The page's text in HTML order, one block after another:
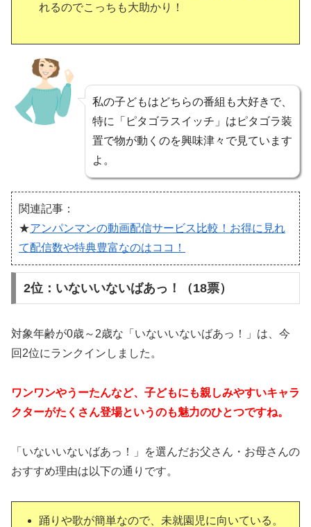
れるのでこっちも大助かり！
私の子どもはどちらの番組も大好きで、
特に「ピタゴラスイッチ」はピタゴラ装
置で物が動くのを興味津々で見ています
よ。
関連記事：
★アンパンマンの動画配信サービス比較！お得に見れ
て配信数や特典豊富なのはココ！
2位：いないいないばあっ！（18票）
対象年齢が0歳～2歳な「いないいないばあっ！」は、今
回2位にランクインしました。
ワンワンやうーたんなど、子どもにも親しみやすいキャラ
クターがたくさん登場というのも魅力のひとつですね。
「いないいないばあっ！」を選んだお父さん・お母さんの
おすすめ理由は以下の通りです。
踊りや歌が簡単なので、未就園児に向いている。